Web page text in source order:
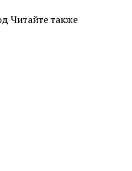
Читайте также